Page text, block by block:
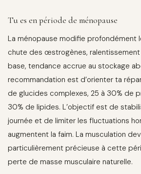
Tu es en période de ménopause
La ménopause modifie profondément
chute des œstrogènes,
base, tendance accrue au stockage
recommandation est d’orienter ta
de glucides complexes, 25 à 30% de
30% de lipides. L’objectif est de
journée et de limiter les fluctuations
augmentent la faim. La musculation
particulièrement précieuse à cette
perte de masse musculaire naturelle.